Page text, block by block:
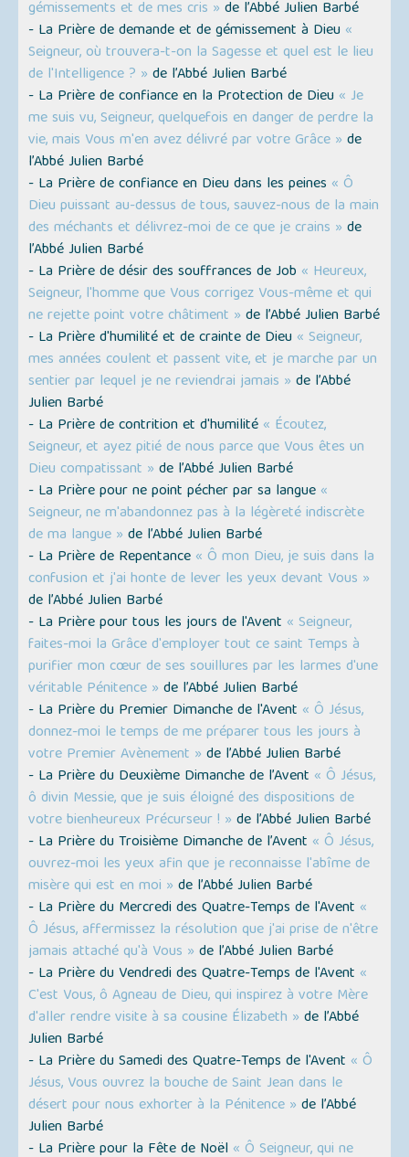
gémissements et de mes cris » de l’Abbé Julien Barbé
- La Prière de demande et de gémissement à Dieu «
Seigneur, où trouvera-t-on la Sagesse et quel est le lieu
de l'Intelligence ? » de l’Abbé Julien Barbé
- La Prière de confiance en la Protection de Dieu « Je
me suis vu, Seigneur, quelquefois en danger de perdre la
vie, mais Vous m'en avez délivré par votre Grâce » de
l’Abbé Julien Barbé
- La Prière de confiance en Dieu dans les peines « Ô
Dieu puissant au-dessus de tous, sauvez-nous de la main
des méchants et délivrez-moi de ce que je crains » de
l’Abbé Julien Barbé
- La Prière de désir des souffrances de Job « Heureux,
Seigneur, l'homme que Vous corrigez Vous-même et qui
ne rejette point votre châtiment » de l’Abbé Julien Barbé
- La Prière d'humilité et de crainte de Dieu « Seigneur,
mes années coulent et passent vite, et je marche par un
sentier par lequel je ne reviendrai jamais » de l’Abbé
Julien Barbé
- La Prière de contrition et d'humilité « Écoutez,
Seigneur, et ayez pitié de nous parce que Vous êtes un
Dieu compatissant » de l’Abbé Julien Barbé
- La Prière pour ne point pécher par sa langue «
Seigneur, ne m'abandonnez pas à la légèreté indiscrète
de ma langue » de l’Abbé Julien Barbé
- La Prière de Repentance « Ô mon Dieu, je suis dans la
confusion et j'ai honte de lever les yeux devant Vous »
de l’Abbé Julien Barbé
- La Prière pour tous les jours de l'Avent « Seigneur,
faites-moi la Grâce d'employer tout ce saint Temps à
purifier mon cœur de ses souillures par les larmes d'une
véritable Pénitence » de l’Abbé Julien Barbé
- La Prière du Premier Dimanche de l'Avent « Ô Jésus,
donnez-moi le temps de me préparer tous les jours à
votre Premier Avènement » de l’Abbé Julien Barbé
- La Prière du Deuxième Dimanche de l’Avent « Ô Jésus,
ô divin Messie, que je suis éloigné des dispositions de
votre bienheureux Précurseur ! » de l’Abbé Julien Barbé
- La Prière du Troisième Dimanche de l’Avent « Ô Jésus,
ouvrez-moi les yeux afin que je reconnaisse l'abîme de
misère qui est en moi » de l’Abbé Julien Barbé
- La Prière du Mercredi des Quatre-Temps de l'Avent «
Ô Jésus, affermissez la résolution que j'ai prise de n'être
jamais attaché qu'à Vous » de l’Abbé Julien Barbé
- La Prière du Vendredi des Quatre-Temps de l'Avent «
C'est Vous, ô Agneau de Dieu, qui inspirez à votre Mère
d'aller rendre visite à sa cousine Élizabeth » de l’Abbé
Julien Barbé
- La Prière du Samedi des Quatre-Temps de l'Avent « Ô
Jésus, Vous ouvrez la bouche de Saint Jean dans le
désert pour nous exhorter à la Pénitence » de l’Abbé
Julien Barbé
- La Prière pour la Fête de Noël « Ô Seigneur, qui ne